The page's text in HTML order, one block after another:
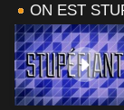
ON EST